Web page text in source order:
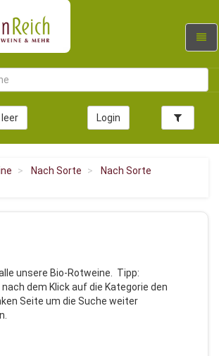
Login
Nach Sorte
Nach Sorte
unsere Bio-Rotweine. Tipp:
dem Klick auf die Kategorie den
Seite um die Suche weiter